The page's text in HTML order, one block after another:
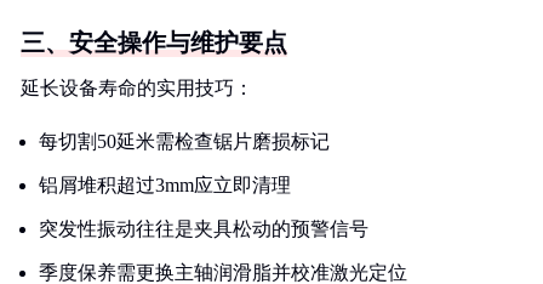
三、安全操作与维护要点
延长设备寿命的实用技巧：
每切割50延米需检查锯片磨损标记
铝屑堆积超过3mm应立即清理
突发性振动往往是夹具松动的预警信号
季度保养需更换主轴润滑脂并校准激光定位